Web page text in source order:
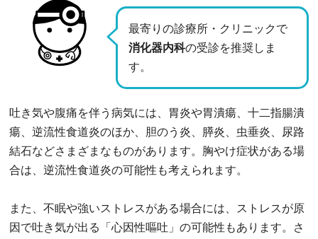
最寄りの診療所・クリニックで
消化器内科の受診を推奨しま
す。
吐き気や腹痛を伴う病気には、胃炎や胃潰瘍、十二指腸潰
瘍、逆流性食道炎のほか、胆のう炎、膵炎、虫垂炎、尿路
結石などさまざまなものがあります。胸やけ症状がある場
合は、逆流性食道炎の可能性も考えられます。
また、不眠や強いストレスがある場合には、ストレスが原
因で吐き気が出る「心因性嘔吐」の可能性もあります。さ